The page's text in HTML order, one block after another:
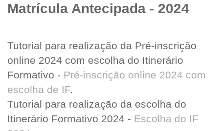
Matrícula Antecipada - 2024
Tutorial para realização da Pré-inscrição
online 2024 com escolha do Itinerário
Formativo - Pré-inscrição online 2024 com
escolha de IF.
Tutorial para realização da escolha do
Itinerário Formativo 2024 - Escolha do IF